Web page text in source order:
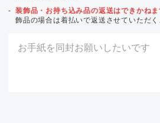
装飾品・お持ち込み品の返送はできかねま
飾品の場合は着払いで返送させていただく